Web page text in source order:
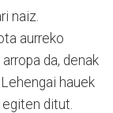
naiz.
aurreko
da, denak
hauek
ditut.